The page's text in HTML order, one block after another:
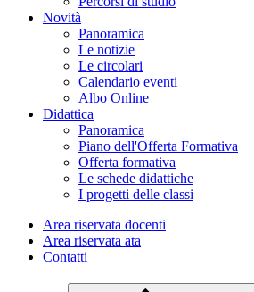
Novità
Panoramica
Le notizie
Le circolari
Calendario eventi
Albo Online
Didattica
Panoramica
Piano dell'Offerta Formativa
Offerta formativa
Le schede didattiche
I progetti delle classi
Area riservata docenti
Area riservata ata
Contatti